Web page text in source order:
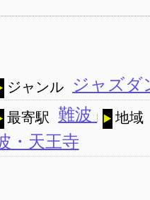
ジャンル ジャズ
最寄駅 難波 地域
・天王寺